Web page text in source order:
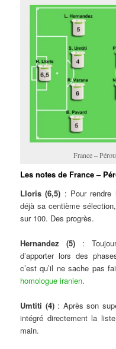
France –
Les notes de France –
Lloris (6,5) : Pour rendre
déjà sa centième
sur 100. Des progrès.
Hernandez (5) :
d’apporter lors des
c’est qu’il ne sache pas
homologue iranien.
Umtiti (4): Après son
intégré directement la
main.